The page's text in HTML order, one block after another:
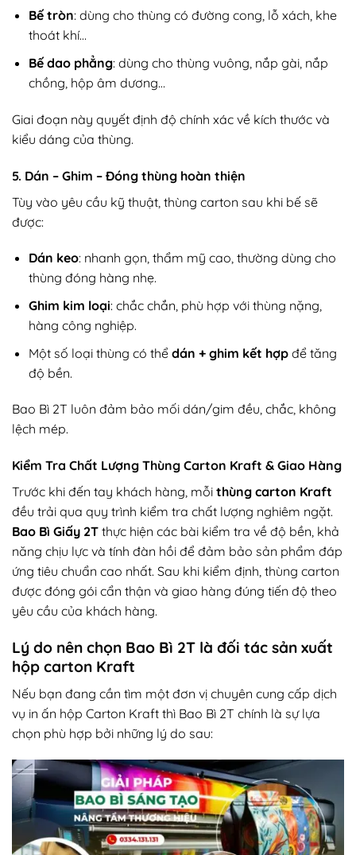
Bế tròn: dùng cho thùng có đường cong, lỗ xách, khe
thoát khí…
Bế dao phẳng: dùng cho thùng vuông, nắp gài, nắp
chồng, hộp âm dương…
Giai đoạn này quyết định độ chính xác về kích thước và
kiểu dáng của thùng.
5. Dán – Ghim – Đóng thùng hoàn thiện
Tùy vào yêu cầu kỹ thuật, thùng carton sau khi bế sẽ
được:
Dán keo: nhanh gọn, thẩm mỹ cao, thường dùng cho
thùng đóng hàng nhẹ.
Ghim kim loại: chắc chắn, phù hợp với thùng nặng,
hàng công nghiệp.
Một số loại thùng có thể dán + ghim kết hợpđể tăng
độ bền.
Bao Bì 2T luôn đảm bảo mối dán/gim đều, chắc, không
lệch mép.
Kiểm Tra Chất Lượng Thùng Carton Kraft & Giao Hàng
Trước khi đến tay khách hàng, mỗi thùng carton Kraft
đều trải qua quy trình kiểm tra chất lượng nghiêm ngặt.
Bao Bì Giấy 2T thực hiện các bài kiểm tra về độ bền, khả
năng chịu lực và tính đàn hồi để đảm bảo sản phẩm đáp
ứng tiêu chuẩn cao nhất. Sau khi kiểm định, thùng carton
được đóng gói cẩn thận và giao hàng đúng tiến độ theo
yêu cầu của khách hàng.
Lý do nên chọn Bao Bì 2T là đối tác sản xuất
hộp carton Kraft
Nếu bạn đang cần tìm một đơn vị chuyên cung cấp dịch
vụ in ấn hộp Carton Kraft thì Bao Bì 2T chính là sự lựa
chọn phù hợp bởi những lý do sau: